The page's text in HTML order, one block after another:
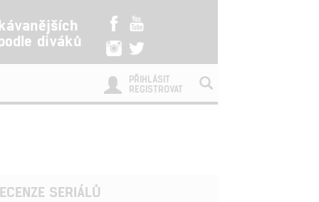
diváků
PŘIHLÁSIT
REGISTROVAT
SERIÁLŮ